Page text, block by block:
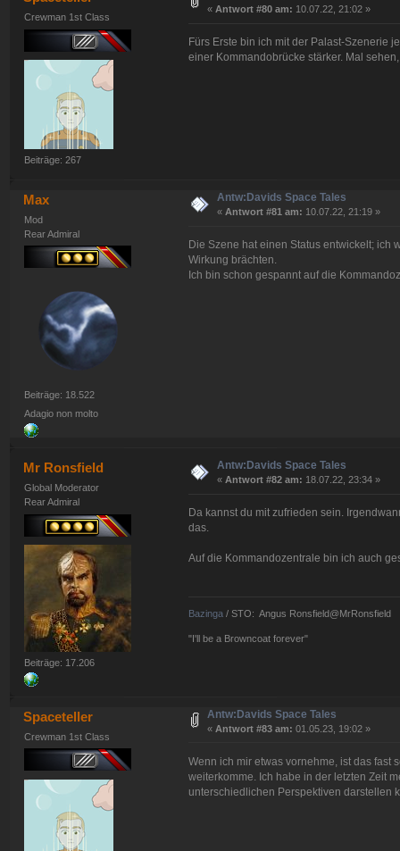
Crewman 1st Class
Beiträge: 267
«Antwort #80 am: 10.07.22, 21:02 »
Fürs Erste bin ich mit der Palast-Szenerie
einer Kommandobrücke stärker. Mal
Max
Mod
Rear Admiral
Beiträge: 18.522
Adagio non molto
Antw:Davids Space Tales
« Antwort #81 am: 10.07.22, 21:19 »
Die Szene hat einen Status entwickelt; ich
Wirkung brächten.
Ich bin schon gespannt auf die
Mr Ronsfield
Global Moderator
Rear Admiral
Beiträge: 17.206
Antw:Davids Space Tales
« Antwort #82 am: 18.07.22, 23:34 »
Da kannst du mit zufrieden sein.
das.
Auf die Kommandozentrale bin ich auch
Bazinga/ STO: Angus Ronsfield@MrRonsfield
"I'll be a Browncoat forever"
Spaceteller
Crewman 1st Class
Antw:Davids Space Tales
« Antwort #83 am: 01.05.23, 19:02 »
Wenn ich mir etwas vornehme, ist das fast
weiterkomme. Ich habe in der letzten Zeit
unterschiedlichen Perspektiven darstellen